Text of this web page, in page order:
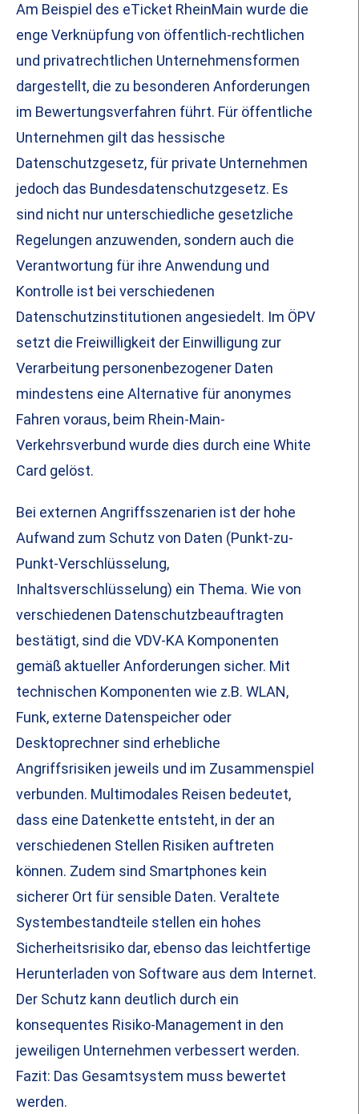
Am Beispiel des eTicket RheinMain wurde die
enge Verknüpfung von öffentlich-rechtlichen
und privatrechtlichen Unternehmensformen
dargestellt, die zu besonderen Anforderungen
im Bewertungsverfahren führt. Für öffentliche
Unternehmen gilt das hessische
Datenschutzgesetz, für private Unternehmen
jedoch das Bundesdatenschutzgesetz. Es
sind nicht nur unterschiedliche gesetzliche
Regelungen anzuwenden, sondern auch die
Verantwortung für ihre Anwendung und
Kontrolle ist bei verschiedenen
Datenschutzinstitutionen angesiedelt. Im ÖPV
setzt die Freiwilligkeit der Einwilligung zur
Verarbeitung personenbezogener Daten
mindestens eine Alternative für anonymes
Fahren voraus, beim Rhein-Main-
Verkehrsverbund wurde dies durch eine White
Card gelöst.
Bei externen Angriffsszenarien ist der hohe
Aufwand zum Schutz von Daten (Punkt-zu-
Punkt-Verschlüsselung,
Inhaltsverschlüsselung) ein Thema. Wie von
verschiedenen Datenschutzbeauftragten
bestätigt, sind die VDV-KA Komponenten
gemäß aktueller Anforderungen sicher. Mit
technischen Komponenten wie z.B. WLAN,
Funk, externe Datenspeicher oder
Desktoprechner sind erhebliche
Angriffsrisiken jeweils und im Zusammenspiel
verbunden. Multimodales Reisen bedeutet,
dass eine Datenkette entsteht, in der an
verschiedenen Stellen Risiken auftreten
können. Zudem sind Smartphones kein
sicherer Ort für sensible Daten. Veraltete
Systembestandteile stellen ein hohes
Sicherheitsrisiko dar, ebenso das leichtfertige
Herunterladen von Software aus dem Internet.
Der Schutz kann deutlich durch ein
konsequentes Risiko-Management in den
jeweiligen Unternehmen verbessert werden.
Fazit: Das Gesamtsystem muss bewertet
werden.